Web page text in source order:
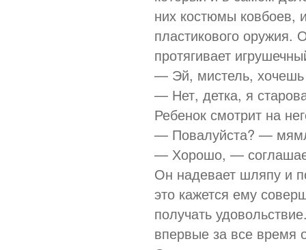
них костюмы ковбоев,
пластикового оружия.
протягивает
— Эй, мистель, хочешь
— Нет, детка, я
Ребенок смотрит на
— Повалуйста? —
— Хорошо, —
Он надевает шляпу и
это кажется ему
получать
впервые за все время